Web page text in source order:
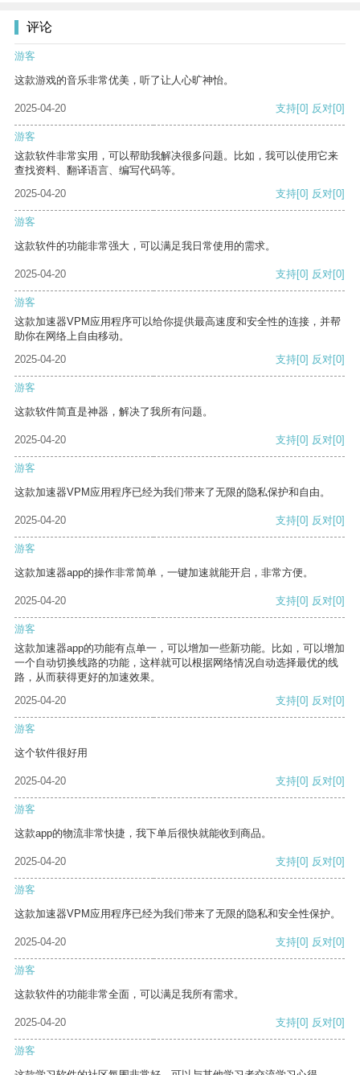
评论
游客
这款游戏的音乐非常优美，听了让人心旷神怡。
2025-04-20 支持[0] 反对[0]
游客
这款软件非常实用，可以帮助我解决很多问题。比如，我可以使用它来
查找资料、翻译语言、编写代码等。
2025-04-20
支持[0] 反对[0]
游客
这款软件的功能非常强大，可以满足我日常使用的需求。
2025-04-20 支持[0] 反对[0]
游客
这款加速器VPM应用程序可以给你提供最高速度和安全性的连接，并帮
助你在网络上自由移动。
2025-04-20
支持[0] 反对[0]
游客
这款软件简直是神器，解决了我所有问题。
2025-04-20 支持[0] 反对[0]
游客
这款加速器VPM应用程序已经为我们带来了无限的隐私保护和自由。
2025-04-20 支持[0] 反对[0]
游客
这款加速器app的操作非常简单，一键加速就能开启，非常方便。
2025-04-20 支持[0] 反对[0]
游客
这款加速器app的功能有点单一，可以增加一些新功能。比如，可以增加
一个自动切换线路的功能，这样就可以根据网络情况自动选择最优的线
路，从而获得更好的加速效果。
2025-04-20
支持[0] 反对[0]
游客
这个软件很好用
2025-04-20 支持[0] 反对[0]
游客
这款app的物流非常快捷，我下单后很快就能收到商品。
2025-04-20 支持[0] 反对[0]
游客
这款加速器VPM应用程序已经为我们带来了无限的隐私和安全性保护。
2025-04-20 支持[0] 反对[0]
游客
这款软件的功能非常全面，可以满足我所有需求。
2025-04-20 支持[0] 反对[0]
游客